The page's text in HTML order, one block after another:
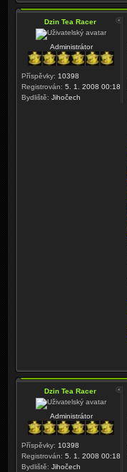
Dzin Tea Racer
Administrátor
Příspěvky: 10398
Registrován: 5. 1. 2008 00:18
Bydliště: Jihočech
Dzin Tea Racer
Administrátor
Příspěvky: 10398
Registrován: 5. 1. 2008 00:18
Bydliště: Jihočech